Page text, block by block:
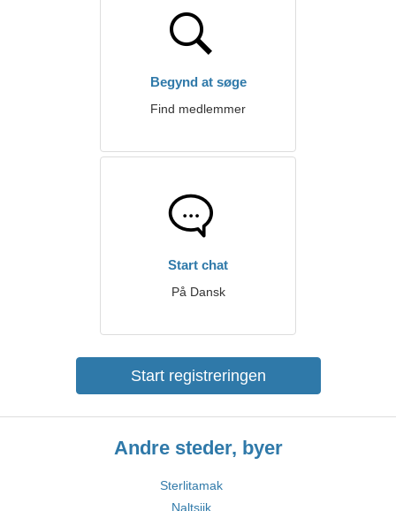
Begynd at søge
Find medlemmer
Start chat
På Dansk
Start registreringen
Andre steder, byer
Sterlitamak
Naltsjik